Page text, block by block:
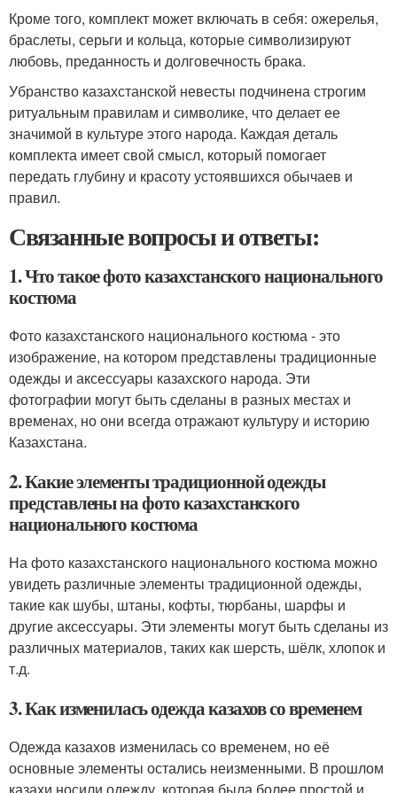
Кроме того, комплект может включать в себя: ожерелья,
браслеты, серьги и кольца, которые символизируют
любовь, преданность и долговечность брака.
Убранство казахстанской невесты подчинена строгим
ритуальным правилам и символике, что делает ее
значимой в культуре этого народа. Каждая деталь
комплекта имеет свой смысл, который помогает
передать глубину и красоту устоявшихся обычаев и
правил.
Связанные вопросы и ответы:
1. Что такое фото казахстанского национального
костюма
Фото казахстанского национального костюма - это
изображение, на котором представлены традиционные
одежды и аксессуары казахского народа. Эти
фотографии могут быть сделаны в разных местах и
временах, но они всегда отражают культуру и историю
Казахстана.
2. Какие элементы традиционной одежды
представлены на фото казахстанского
национального костюма
На фото казахстанского национального костюма можно
увидеть различные элементы традиционной одежды,
такие как шубы, штаны, кофты, тюрбаны, шарфы и
другие аксессуары. Эти элементы могут быть сделаны из
различных материалов, таких как шерсть, шёлк, хлопок и
т.д.
3. Как изменилась одежда казахов со временем
Одежда казахов изменилась со временем, но её
основные элементы остались неизменными. В прошлом